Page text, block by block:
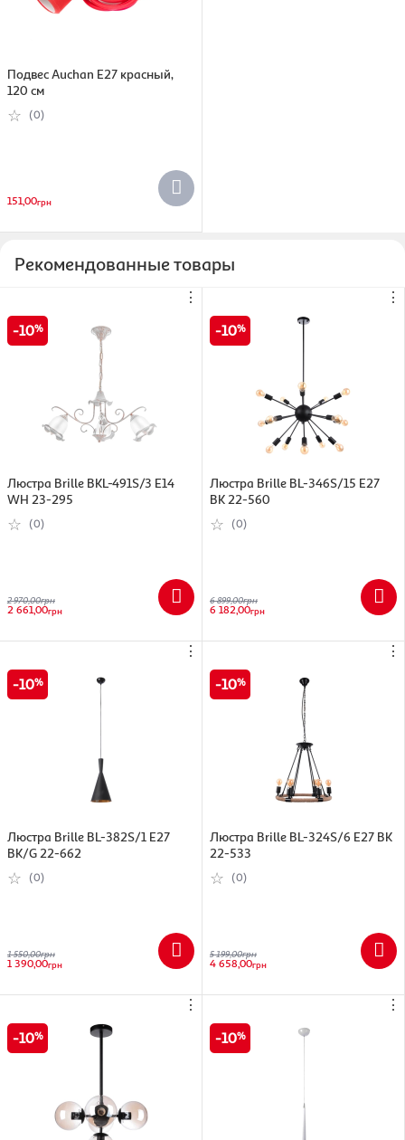
Подвес Auchan Е27 красный,
120 см
(0)
151,00грн
Рекомендованные товары
⋮
10
Люстра Brille BKL-491S/3 E14
WH 23-295
(0)
2 970,00грн
2 661,00грн
⋮
10
Люстра Brille BL-346S/15 E27
BK 22-560
(0)
6 899,00грн
6 182,00грн
⋮
10
Люстра Brille BL-382S/1 E27
BK/G 22-662
(0)
1 550,00грн
1 390,00грн
⋮
10
Люстра Brille BL-324S/6 E27 BK
22-533
(0)
5 199,00грн
4 658,00грн
⋮
10
⋮
10